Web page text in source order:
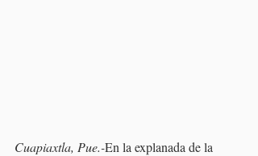
Cuapiaxtla, Pue.-En la explanada de la